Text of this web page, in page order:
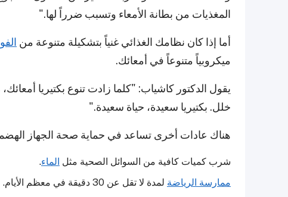
المغذيات من بطانة الأمعاء وتسبب ضرراً لها."
أما إذا كان نظامك الغذائي غنياً بتشكيلة متنوعة من
ميكروبياً متنوعاً في أمعائك.
يقول الدكتور كاشياب: "كلما زادت تنوع بكتيريا
خلل. بكتيريا سعيدة، حياة سعيدة."
هناك عادات أخرى تساعد في حماية صحة الجهاز
شرب كميات كافية من السوائل الصحية مثل الماء.
ممارسة الرياضة لمدة لا تقل عن 30 دقيقة في معظم الأيام.